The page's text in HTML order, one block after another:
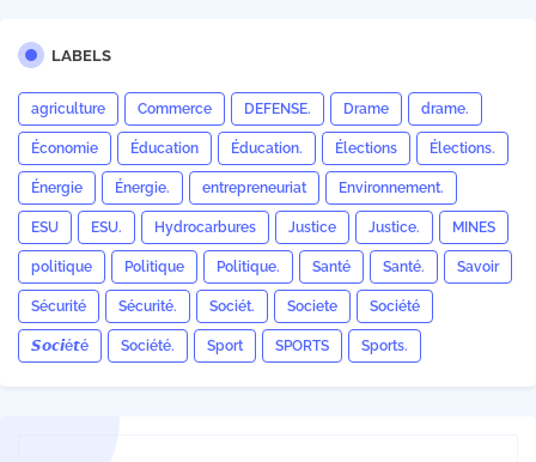
LABELS
agriculture Commerce DEFENSE. Drame drame.
Économie Éducation Éducation. Élections Élections.
Énergie Énergie. entrepreneuriat Environnement.
ESU ESU. Hydrocarbures Justice Justice. MINES
politique Politique Politique. Santé Santé. Savoir
Sécurité Sécurité. Sociét. Societe Société
𝙎𝙤𝙘𝙞é𝙩é Société. Sport SPORTS Sports.